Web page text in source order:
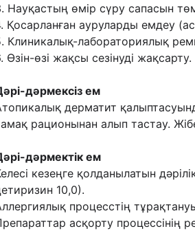
Науқастың өмір сүру сапасын
Қосарланған ауруларды емдеу
Клиникалық-лабораториялық
Өзін-өзі жақсы сезінуді жақсарту.
дəрмексіз ем
дерматит
рационынан алып тастау.
дəрмектік ем
кезеңге қолданылатын
10,0).
процесстің
асқорту процессінің